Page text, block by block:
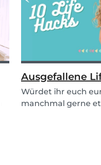
Ausgefallene
Würdet ihr euch
manchmal gerne